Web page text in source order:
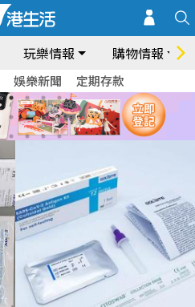
玩樂情報 購物情報
娛樂新聞 定期存款